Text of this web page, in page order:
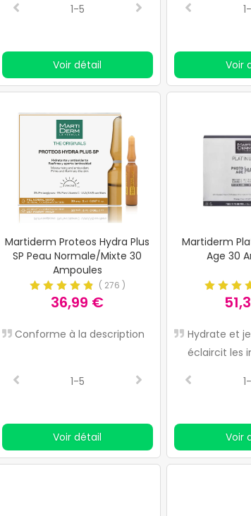
dermatologue, elles laissent
fraîche et réduisent la
graisse des peaux grasses
1-5
Voir détail Voir
Il laisse la peau plus
Indispensables dans
routine quotidienne,
Martiderm Proteos Hydra Plus
SP Peau Normale/Mixte 30
Ampoules
( 276 )
36,99 €
Conforme à la description
1-5
Je l'ai de
comme sérum
supplémentaire
Voir détail
Martiderm
Age 30
Hydrate et
éclaircit les
Voir